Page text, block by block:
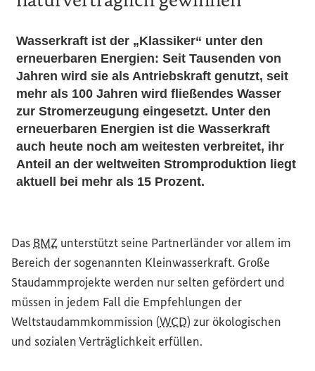
Wasserkraft ist der „Klassiker“ unter den
erneuerbaren Energien: Seit Tausenden von
Jahren wird sie als Antriebskraft genutzt, seit
mehr als 100 Jahren wird fließendes Wasser
zur Stromerzeugung eingesetzt. Unter den
erneuerbaren Energien ist die Wasserkraft
auch heute noch am weitesten verbreitet, ihr
Anteil an der weltweiten Stromproduktion liegt
aktuell bei mehr als 15 Prozent.
Das BMZ unterstützt seine Partnerländer vor allem im
Bereich der sogenannten Kleinwasserkraft. Große
Staudammprojekte werden nur selten gefördert und
müssen in jedem Fall die Empfehlungen der
Weltstaudammkommission (WCD) zur ökologischen
und sozialen Verträglichkeit erfüllen.